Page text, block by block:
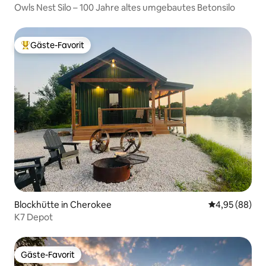
Owls Nest Silo – 100 Jahre altes umgebautes Betonsilo
Beliebter Gäste-Favorit.
Gäste-Favorit
Blockhütte in Cherokee
4,95 (88)
K7 Depot
Gäste-Favorit
Gäste-Favorit